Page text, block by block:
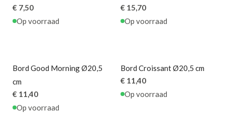
€ 7,50
Op voorraad
€ 15,70
Op voorraad
Bord Good Morning Ø20,5
cm
€ 11,40
Op voorraad
Bord Croissant Ø20,5 cm
€ 11,40
Op voorraad